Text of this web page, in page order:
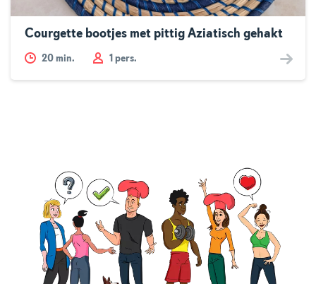
Courgette bootjes met pittig Aziatisch gehakt
20 min. 1 pers.